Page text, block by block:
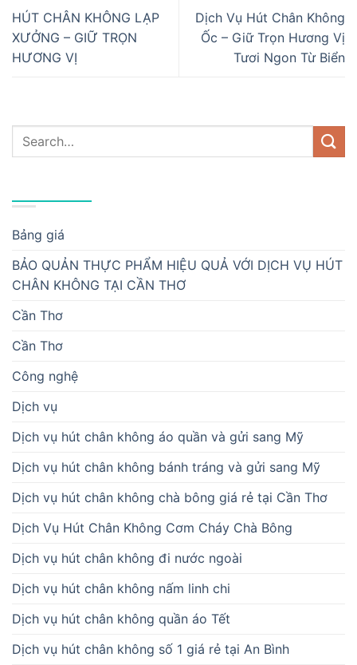
HÚT CHÂN KHÔNG LẠP
XƯỞNG – GIỮ TRỌN
HƯƠNG VỊ
Dịch Vụ Hút Chân Không
Ốc – Giữ Trọn Hương Vị
Tươi Ngon Từ Biển
Bảng giá
BẢO QUẢN THỰC PHẨM HIỆU QUẢ VỚI DỊCH VỤ HÚT
CHÂN KHÔNG TẠI CẦN THƠ
Cần Thơ
Cần Thơ
Công nghệ
Dịch vụ
Dịch vụ hút chân không áo quần và gửi sang Mỹ
Dịch vụ hút chân không bánh tráng và gửi sang Mỹ
Dịch vụ hút chân không chà bông giá rẻ tại Cần Thơ
Dịch Vụ Hút Chân Không Cơm Cháy Chà Bông
Dịch vụ hút chân không đi nước ngoài
Dịch vụ hút chân không nấm linh chi
Dịch vụ hút chân không quần áo Tết
Dịch vụ hút chân không số 1 giá rẻ tại An Bình